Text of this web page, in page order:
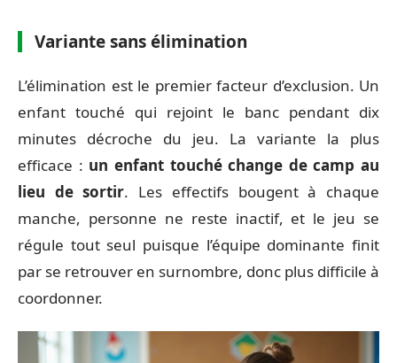
Variante sans élimination
L’élimination est le premier facteur d’exclusion. Un
enfant touché qui rejoint le banc pendant dix
minutes décroche du jeu. La variante la plus
efficace : un enfant touché change de camp au
lieu de sortir. Les effectifs bougent à chaque
manche, personne ne reste inactif, et le jeu se
régule tout seul puisque l’équipe dominante finit
par se retrouver en surnombre, donc plus difficile à
coordonner.